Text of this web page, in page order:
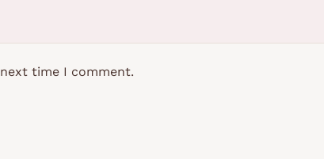
time I comment.